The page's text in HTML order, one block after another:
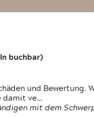
buchbar)
und Bewertung.
damit ve…
mit dem